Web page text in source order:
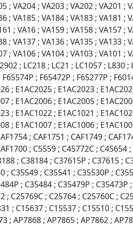
; VA204 ; VA203 ; VA202 ; VA201
; VA185 ; VA184 ; VA183 ; VA181
; VA16 ; VA159 ; VA158 ; VA157
; VA137 ; VA136 ; VA135 ; VA133
; VA106 ; VA104 ; VA103 ; VA101
; LC218 ; LC21 ; LC1057 ;
; F65472P ; F65277P ;
; E1AC2025 ; E1AC2023 ;
; E1AC2006 ; E1AC2005 ;
; E1AC1022 ; E1AC1021 ;
; E1AC1007 ; E1AC1006 ;
; CAF1751 ; CAF1749 ;
; C5559 ; C45772C ;
; C38184 ; C37615P ; C37615 ;
; C35549 ; C35541 ; C35530P ;
; C35484 ; C35479P ;
; C25769C ; C25764 ; C25760C ;
; C15637 ; C15537 ; C15510 ;
; AP7868 ; AP7865 ; AP7862 ;